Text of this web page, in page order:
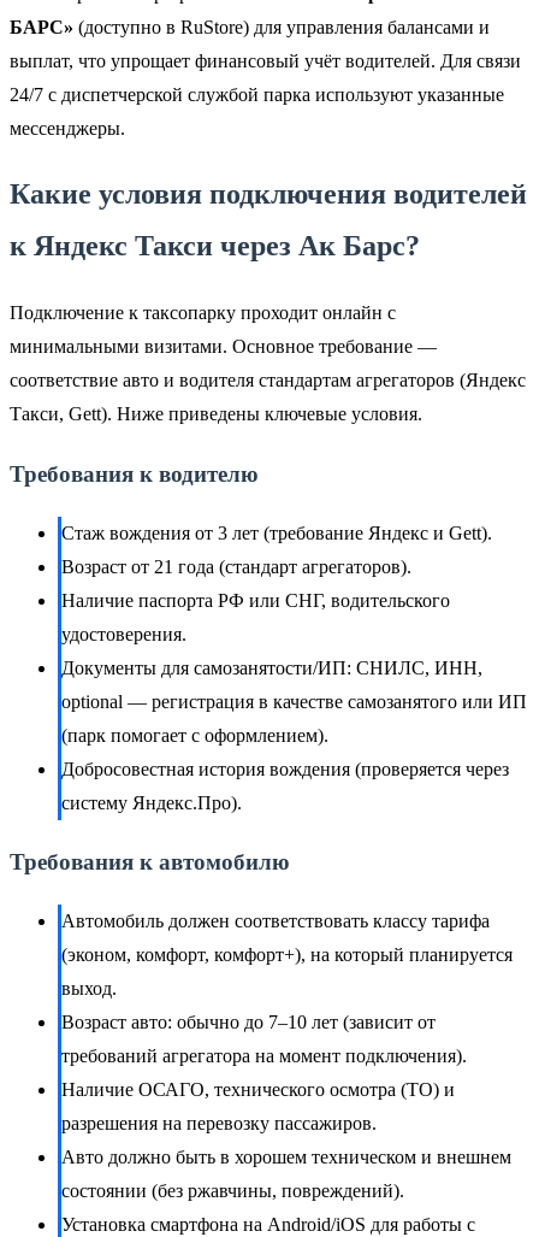
БАРС» (доступно в RuStore) для управления балансами и
выплат, что упрощает финансовый учёт водителей. Для связи
24/7 с диспетчерской службой парка используют указанные
мессенджеры.
Какие условия подключения водителей
к Яндекс Такси через Ак Барс?
Подключение к таксопарку проходит онлайн с
минимальными визитами. Основное требование —
соответствие авто и водителя стандартам агрегаторов (Яндекс
Такси, Gett). Ниже приведены ключевые условия.
Требования к водителю
Стаж вождения от 3 лет (требование Яндекс и Gett).
Возраст от 21 года (стандарт агрегаторов).
Наличие паспорта РФ или СНГ, водительского
удостоверения.
Документы для самозанятости/ИП: СНИЛС, ИНН,
optional — регистрация в качестве самозанятого или ИП
(парк помогает с оформлением).
Добросовестная история вождения (проверяется через
систему Яндекс.Про).
Требования к автомобилю
Автомобиль должен соответствовать классу тарифа
(эконом, комфорт, комфорт+), на который планируется
выход.
Возраст авто: обычно до 7–10 лет (зависит от
требований агрегатора на момент подключения).
Наличие ОСАГО, технического осмотра (ТО) и
разрешения на перевозку пассажиров.
Авто должно быть в хорошем техническом и внешнем
состоянии (без ржавчины, повреждений).
Установка смартфона на Android/iOS для работы с